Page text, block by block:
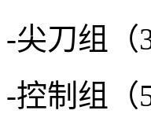
-尖刀组（
-控制组（